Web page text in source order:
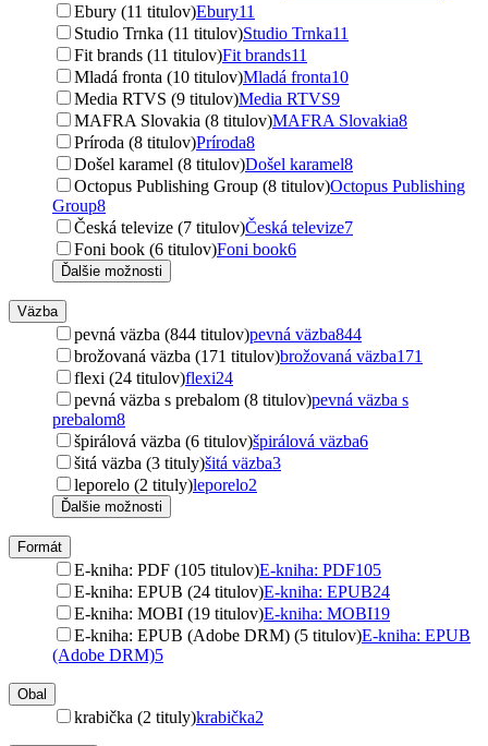
Ebury (11 titulov)Ebury11
Studio Trnka (11 titulov)Studio Trnka11
Fit brands (11 titulov)Fit brands11
Mladá fronta (10 titulov)Mladá fronta10
Media RTVS (9 titulov)Media RTVS9
MAFRA Slovakia (8 titulov)MAFRA Slovakia8
Príroda (8 titulov)Príroda8
Došel karamel (8 titulov)Došel karamel8
Octopus Publishing Group (8 titulov)Octopus Publishing
Group8
Česká televize (7 titulov)Česká televize7
Foni book (6 titulov)Foni book6
Ďalšie možnosti
Väzba
pevná väzba (844 titulov)pevná väzba844
brožovaná väzba (171 titulov)brožovaná väzba171
flexi (24 titulov)flexi24
pevná väzba s prebalom (8 titulov)pevná väzba s
prebalom8
špirálová väzba (6 titulov)špirálová väzba6
šitá väzba (3 tituly)šitá väzba3
leporelo (2 tituly)leporelo2
Ďalšie možnosti
Formát
E-kniha: PDF (105 titulov)E-kniha: PDF105
E-kniha: EPUB (24 titulov)E-kniha: EPUB24
E-kniha: MOBI (19 titulov)E-kniha: MOBI19
E-kniha: EPUB (Adobe DRM) (5 titulov)E-kniha: EPUB
(Adobe DRM)5
Obal
krabička (2 tituly)krabička2